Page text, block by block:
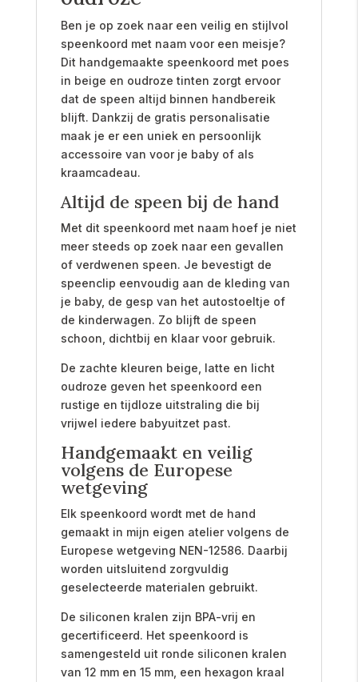
Ben je op zoek naar een veilig en stijlvol
speenkoord met naam voor een meisje?
Dit handgemaakte speenkoord met poes
in beige en oudroze tinten zorgt ervoor
dat de speen altijd binnen handbereik
blijft. Dankzij de gratis personalisatie
maak je er een uniek en persoonlijk
accessoire van voor je baby of als
kraamcadeau.
Altijd de speen bij de hand
Met dit speenkoord met naam hoef je niet
meer steeds op zoek naar een gevallen
of verdwenen speen. Je bevestigt de
speenclip eenvoudig aan de kleding van
je baby, de gesp van het autostoeltje of
de kinderwagen. Zo blijft de speen
schoon, dichtbij en klaar voor gebruik.
De zachte kleuren beige, latte en licht
oudroze geven het speenkoord een
rustige en tijdloze uitstraling die bij
vrijwel iedere babyuitzet past.
Handgemaakt en veilig
volgens de Europese
wetgeving
Elk speenkoord wordt met de hand
gemaakt in mijn eigen atelier volgens de
Europese wetgeving NEN-12586. Daarbij
worden uitsluitend zorgvuldig
geselecteerde materialen gebruikt.
De siliconen kralen zijn BPA-vrij en
gecertificeerd. Het speenkoord is
samengesteld uit ronde siliconen kralen
van 12 mm en 15 mm, een hexagon kraal